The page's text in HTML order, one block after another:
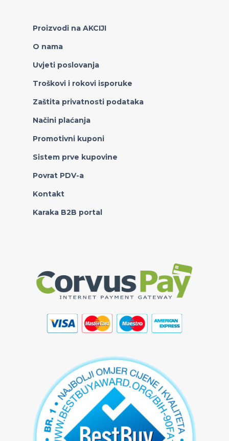
Proizvodi na AKCIJI
O nama
Uvjeti poslovanja
Troškovi i rokovi isporuke
Zaštita privatnosti podataka
Načini plaćanja
Promotivni kuponi
Sistem prve kupovine
Povrat PDV-a
Kontakt
Karaka B2B portal